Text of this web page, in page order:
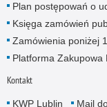
Plan postępowań o
Księga zamówień
Zamówienia poniżej
Platforma Zakupowa
Kontakt
KWP Lublin Mail